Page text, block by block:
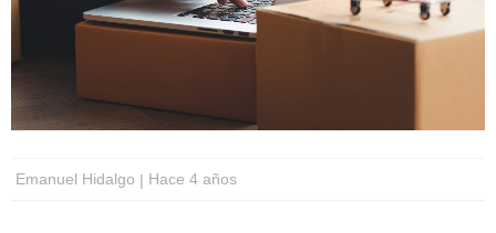
Emanuel Hidalgo Hace 4 años